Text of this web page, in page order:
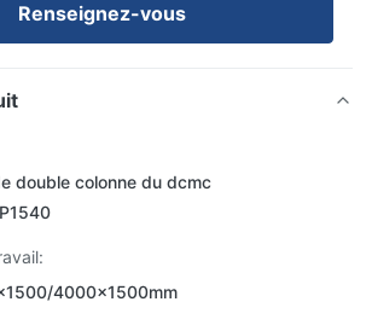
Renseignez-vous
double colonne du dcmc
4000x1500mm